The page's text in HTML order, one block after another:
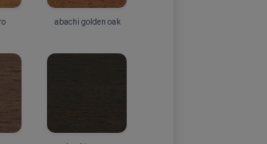
abachi golden oak